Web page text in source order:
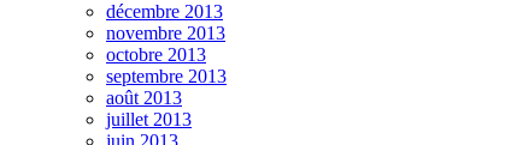
décembre 2013
novembre 2013
octobre 2013
septembre 2013
août 2013
juillet 2013